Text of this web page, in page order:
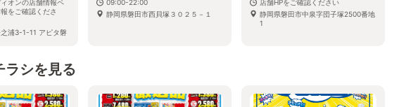
オンの店舗情報ペ
をご確認くださ
浦3-1-11 アピタ磐
09:00-22:00
静岡県磐田市西貝塚３０２５－１
店舗HPをご確認ください
静岡県磐田市中泉字団子塚2500番地
1
ラシを見る